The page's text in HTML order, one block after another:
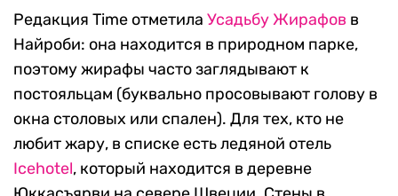
Редакция Time отметила Усадьбу Жирафов в
Найроби: она находится в природном парке,
поэтому жирафы часто заглядывают к
постояльцам (буквально просовывают голову в
окна столовых или спален). Для тех, кто не
любит жару, в списке есть ледяной отель
Icehotel, который находится в деревне